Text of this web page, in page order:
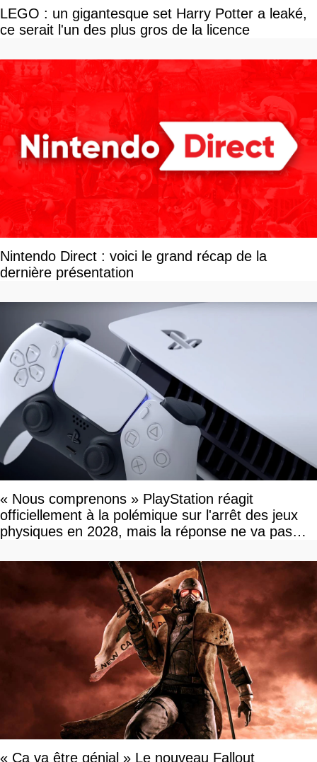
LEGO : un gigantesque set Harry Potter a leaké,
ce serait l'un des plus gros de la licence
Nintendo Direct : voici le grand récap de la
dernière présentation
« Nous comprenons » PlayStation réagit
officiellement à la polémique sur l'arrêt des jeux
physiques en 2028, mais la réponse ne va pas
« Ca va être génial » Le nouveau Fallout